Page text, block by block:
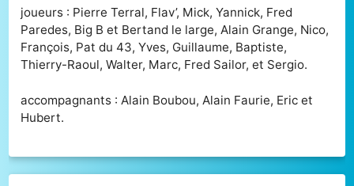
joueurs : Pierre Terral, Flav’, Mick, Yannick, Fred
Paredes, Big B et Bertand le large, Alain Grange, Nico,
François, Pat du 43, Yves, Guillaume, Baptiste,
Thierry-Raoul, Walter, Marc, Fred Sailor, et Sergio.
accompagnants : Alain Boubou, Alain Faurie, Eric et
Hubert.